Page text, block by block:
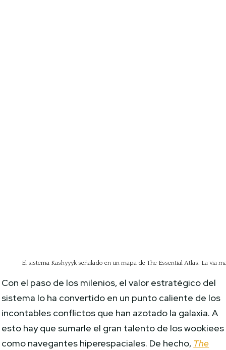
El sistema Kashyyyk señalado en un mapa de The Essential Atlas. La vía
Con el paso de los milenios, el valor estratégico del
sistema lo ha convertido en un punto caliente de los
incontables conflictos que han azotado la galaxia. A
esto hay que sumarle el gran talento de los wookiees
como navegantes hiperespaciales. De hecho, The